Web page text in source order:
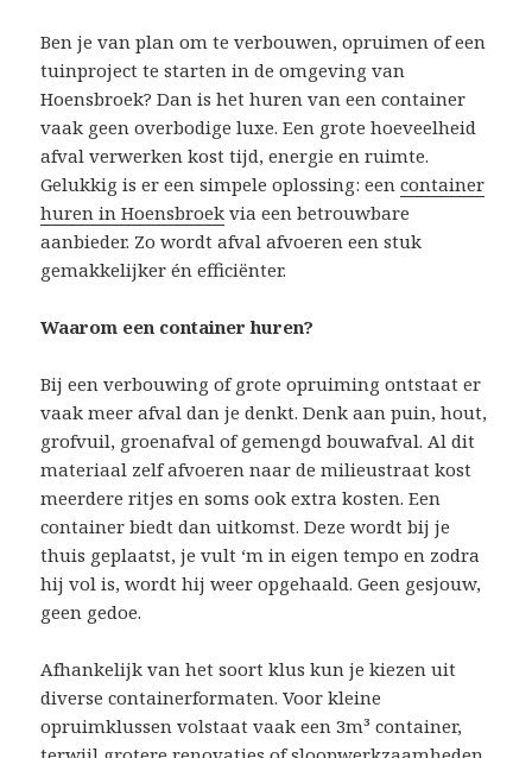
Ben je van plan om te verbouwen, opruimen of een
tuinproject te starten in de omgeving van
Hoensbroek? Dan is het huren van een container
vaak geen overbodige luxe. Een grote hoeveelheid
afval verwerken kost tijd, energie en ruimte.
Gelukkig is er een simpele oplossing: een container
huren in Hoensbroek via een betrouwbare
aanbieder. Zo wordt afval afvoeren een stuk
gemakkelijker én efficiënter.
Waarom een container huren?
Bij een verbouwing of grote opruiming ontstaat er
vaak meer afval dan je denkt. Denk aan puin, hout,
grofvuil, groenafval of gemengd bouwafval. Al dit
materiaal zelf afvoeren naar de milieustraat kost
meerdere ritjes en soms ook extra kosten. Een
container biedt dan uitkomst. Deze wordt bij je
thuis geplaatst, je vult ‘m in eigen tempo en zodra
hij vol is, wordt hij weer opgehaald. Geen gesjouw,
geen gedoe.
Afhankelijk van het soort klus kun je kiezen uit
diverse containerformaten. Voor kleine
opruimklussen volstaat vaak een 3m³ container,